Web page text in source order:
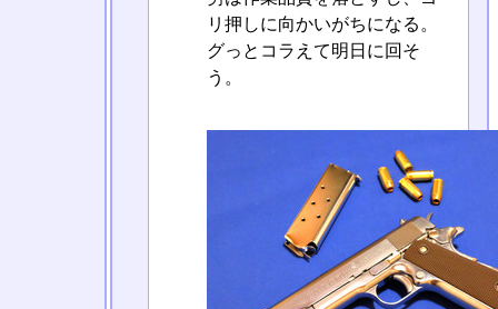
リ押しに向かいがちになる。
グっとコラえて明日に回そ
う。